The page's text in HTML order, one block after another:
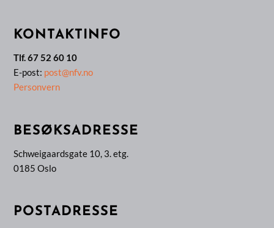
KONTAKTINFO
Tlf. 67 52 60 10
E-post: post@nfv.no
Personvern
BESØKSADRESSE
Schweigaardsgate 10, 3. etg.
0185 Oslo
POSTADRESSE